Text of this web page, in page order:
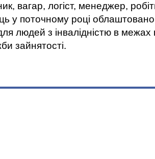
вагар, логіст, менеджер,
у поточному році
людей з інвалідністю в межах
зайнятості.